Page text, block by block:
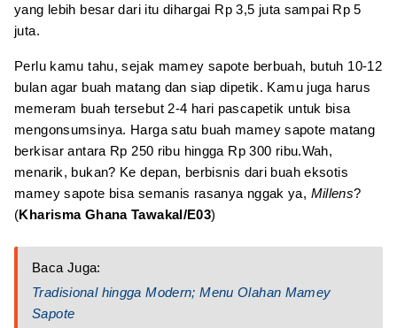
yang lebih besar dari itu dihargai Rp 3,5 juta sampai Rp 5
juta.
Perlu kamu tahu, sejak mamey sapote berbuah, butuh 10-12
bulan agar buah matang dan siap dipetik. Kamu juga harus
memeram buah tersebut 2-4 hari pascapetik untuk bisa
mengonsumsinya. Harga satu buah mamey sapote matang
berkisar antara Rp 250 ribu hingga Rp 300 ribu.Wah,
menarik, bukan? Ke depan, berbisnis dari buah eksotis
mamey sapote bisa semanis rasanya nggak ya, Millens?
(Kharisma Ghana Tawakal/E03)
Baca Juga:
Tradisional hingga Modern; Menu Olahan Mamey
Sapote